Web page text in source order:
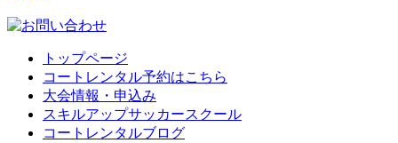
トップページ
コートレンタル予約はこちら
大会情報・申込み
スキルアップサッカースクール
コートレンタルブログ